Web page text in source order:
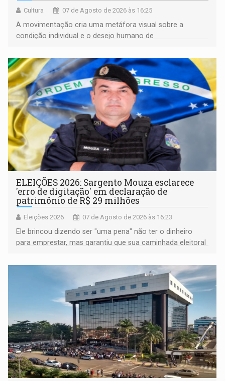
Cultura 07 de Agosto de 2026 às 16:25
A movimentação cria uma metáfora visual sobre a
condição individual e o desejo humano de
ELEIÇÕES 2026: Sargento Mouza esclarece
'erro de digitação' em declaração de
patrimônio de R$ 29 milhões
Eleições 2026 07 de Agosto de 2026 às 16:23
Ele brincou dizendo ser "uma pena" não ter o dinheiro
para emprestar, mas garantiu que sua caminhada eleitoral